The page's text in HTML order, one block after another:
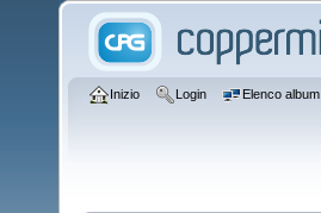
Inizio Login Elenco album